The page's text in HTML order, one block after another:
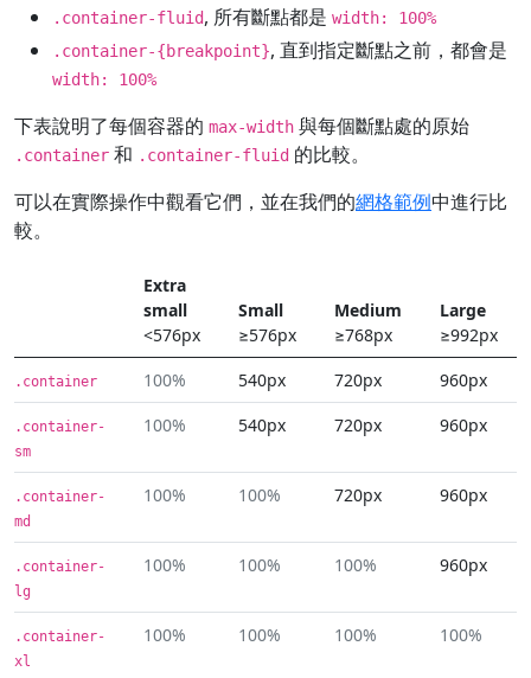
.container-fluid, 所有斷點都是 width: 100%
.container-{breakpoint}, 直到指定斷點之前，都會是
width: 100%
下表說明了每個容器的 max-width 與每個斷點處的原始
.container 和 .container-fluid 的比較。
可以在實際操作中觀看它們，並在我們的網格範例中進行比
較。
Extra
small
<576px
Small
≥576px
Medium
≥768px
Large
≥992px
.container 100% 540px 720px 960px
.container-
sm
100% 540px 720px 960px
.container-
md
100% 100% 720px 960px
.container-
lg
100% 100% 100% 960px
.container-
xl
100% 100% 100% 100%